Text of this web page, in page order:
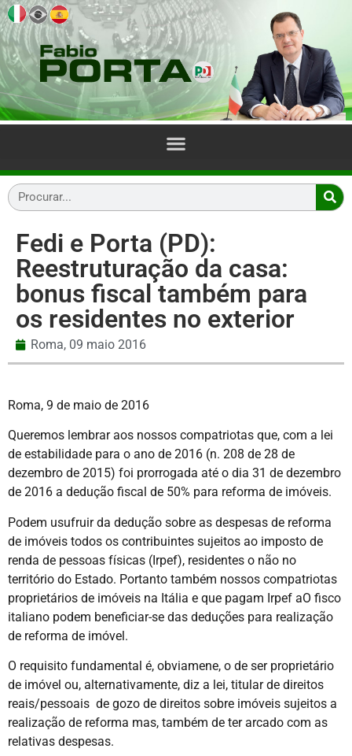
Fedi e Porta (PD):
Reestruturação da casa:
bonus fiscal também para
os residentes no exterior
Roma, 09 maio 2016
Roma, 9 de maio de 2016
Queremos lembrar aos nossos compatriotas que, com a lei
de estabilidade para o ano de 2016 (n. 208 de 28 de
dezembro de 2015) foi prorrogada até o dia 31 de dezembro
de 2016 a dedução fiscal de 50% para reforma de imóveis.
Podem usufruir da dedução sobre as despesas de reforma
de imóveis todos os contribuintes sujeitos ao imposto de
renda de pessoas físicas (Irpef), residentes o não no
território do Estado. Portanto também nossos compatriotas
proprietários de imóveis na Itália e que pagam Irpef aO fisco
italiano podem beneficiar-se das deduções para realização
de reforma de imóvel.
O requisito fundamental é, obviamene, o de ser proprietário
de imóvel ou, alternativamente, diz a lei, titular de direitos
reais/pessoais de gozo de direitos sobre imóveis sujeitos a
realização de reforma mas, também de ter arcado com as
relativas despesas.